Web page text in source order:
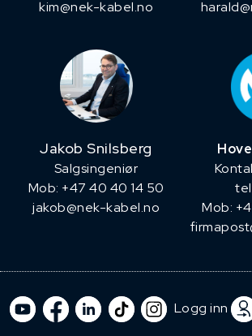
kim@nek-kabel.no
Jakob Snilsberg
​Salgsingeniør
Mob: +47 40 40 14 50
jakob@nek-kabel.no
Mob:
Logg inn